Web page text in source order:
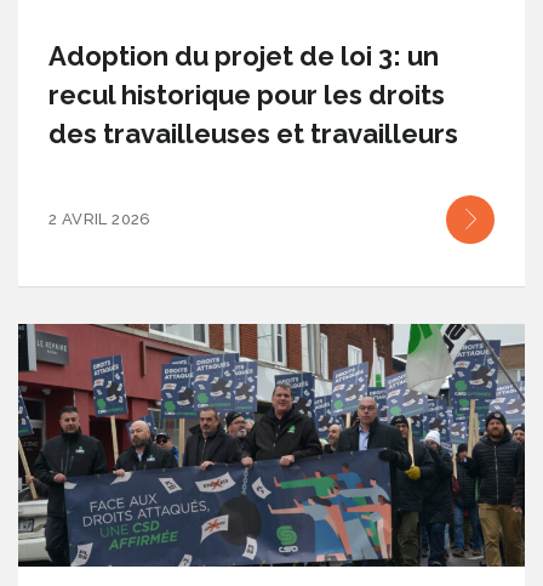
Adoption du projet de loi 3: un
recul historique pour les droits
des travailleuses et travailleurs
2 AVRIL 2026